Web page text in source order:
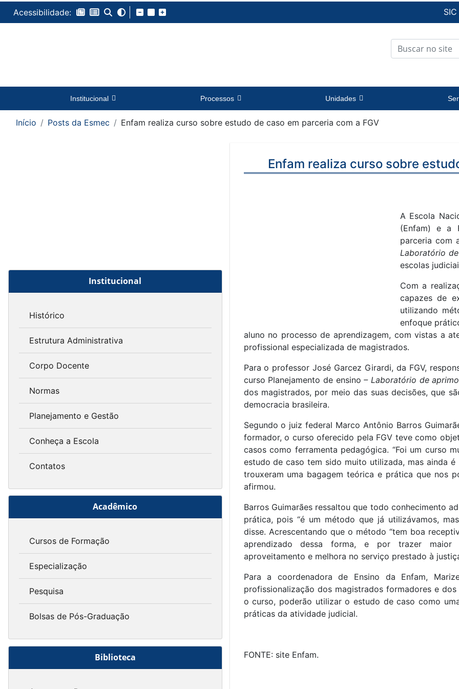
Acessibilidade:
Institucional Processos Unidades
Início Posts da Esmec Enfam realiza curso sobre estudo de caso em parceria com a FGV
Institucional
Histórico
Estrutura Administrativa
Corpo Docente
Normas
Planejamento e Gestão
Conheça a Escola
Contatos
Acadêmico
Cursos de Formação
Especialização
Pesquisa
Bolsas de Pós-Graduação
Biblioteca
Enfam realiza curso sobre
A Escola
(Enfam) e a
parceria com
Laboratório
escolas
Com a
capazes de
utilizando
enfoque
aluno no processo de aprendizagem, com vistas a
profissional especializada de magistrados.
Para o professor José Garcez Girardi, da FGV,
curso Planejamento de ensino – Laboratório de
dos magistrados, por meio das suas decisões, que
democracia brasileira.
Segundo o juiz federal Marco Antônio Barros
formador, o curso oferecido pela FGV teve como
casos como ferramenta pedagógica. “Foi um curso
estudo de caso tem sido muito utilizada, mas ainda
trouxeram uma bagagem teórica e prática que nos
afirmou.
Barros Guimarães ressaltou que todo conhecimento
prática, pois “é um método que já utilizávamos,
disse. Acrescentando que o método “tem boa
aprendizado dessa forma, e por trazer maior
aproveitamento e melhora no serviço prestado à
Para a coordenadora de Ensino da Enfam,
profissionalização dos magistrados formadores e
o curso, poderão utilizar o estudo de caso como
práticas da atividade judicial.
FONTE: site Enfam.